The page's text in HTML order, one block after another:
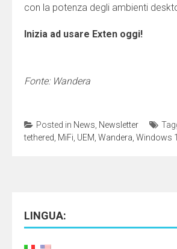
con la potenza degli ambienti
Inizia ad usare Exten oggi!
Fonte: Wandera
Posted in News Newsletter
tethered MiFi UEM Wandera Windows
LINGUA: